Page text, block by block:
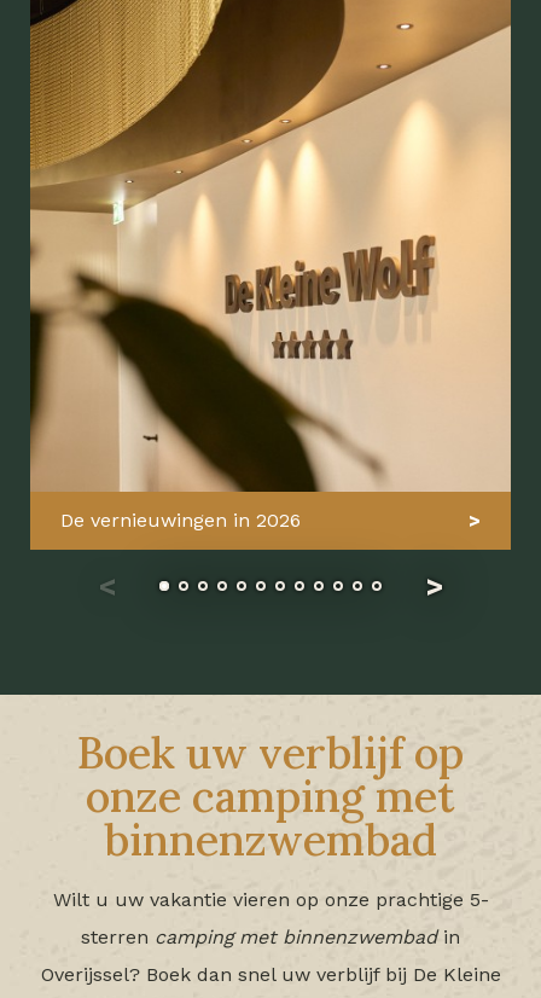
De vernieuwingen in 2026
Boek uw verblijf op
onze camping met
binnenzwembad
Wilt u uw vakantie vieren op onze prachtige 5-
sterren camping met binnenzwembadin
Overijssel? Boek dan snel uw verblijf bij De Kleine